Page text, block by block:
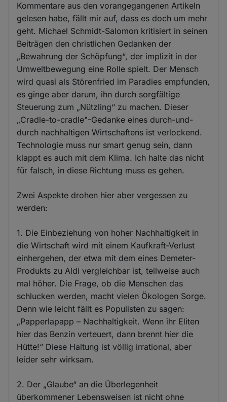
Kommentare aus den vorangegangenen Artikeln
gelesen habe, fällt mir auf, dass es doch um mehr
geht. Michael Schmidt-Salomon kritisiert in seinen
Beiträgen den christlichen Gedanken der
„Bewahrung der Schöpfung“, der implizit in der
Umweltbewegung eine Rolle spielt. Der Mensch
wird quasi als Störenfried im Paradies empfunden,
es ginge aber darum, ihn durch sorgfältige
Steuerung zum „Nützling“ zu machen. Dieser
„Cradle-to-cradle"-Gedanke eines durch-und-
durch nachhaltigen Wirtschaftens ist verlockend.
Technologie muss nur smart genug sein, dann
klappt es auch mit dem Klima. Ich halte das nicht
für falsch, in diese Richtung muss es gehen.
Zwei Aspekte drohen hier aber vergessen zu
werden:
1. Die Einbeziehung von hoher Nachhaltigkeit in
die Wirtschaft wird mit einem Kaufkraft-Verlust
einhergehen, der etwa mit dem eines Demeter-
Produkts zu Aldi vergleichbar ist, teilweise auch
mal höher. Die Frage, ob die Menschen das
schlucken werden, macht vielen Ökologen Sorge.
Denn wie leicht fällt es Populisten zu sagen:
„Papperlapapp – Nachhaltigkeit. Wenn ihr Eliten
hier das Benzin verteuert, dann brennt hier die
Hütte!“ Diese Haltung ist völlig irrational, aber
leider sehr wirksam.
2. Der „Glaube“ an die Überlegenheit
überkommener Lebensweisen ist nicht ohne